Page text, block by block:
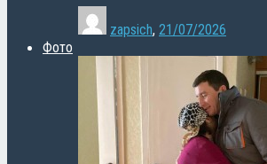
zapsich, 21/07/2026
Фото